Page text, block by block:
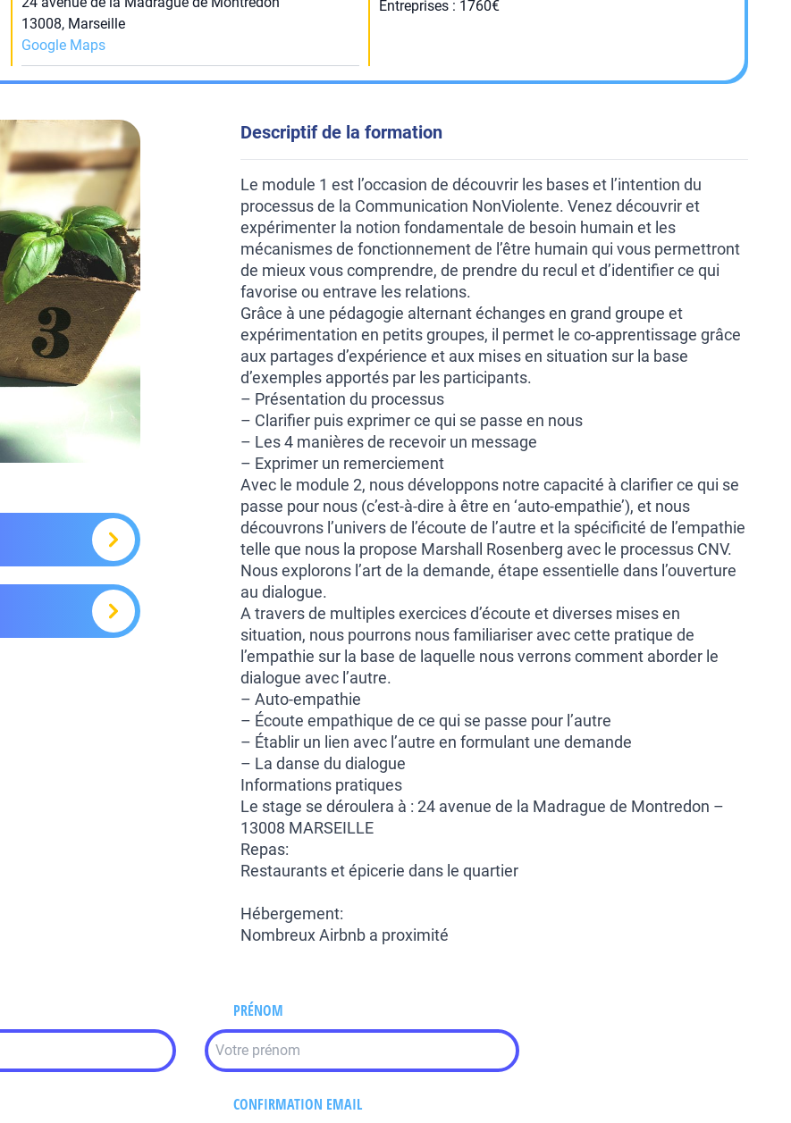
13008, Marseille
Google Maps
Entreprises : 1760€
Descriptif de la formation
Le module 1 est l’occasion de découvrir les bases et l’intention du
processus de la Communication NonViolente. Venez découvrir et
expérimenter la notion fondamentale de besoin humain et les
mécanismes de fonctionnement de l’être humain qui vous permettront
de mieux vous comprendre, de prendre du recul et d’identifier ce qui
favorise ou entrave les relations.
Grâce à une pédagogie alternant échanges en grand groupe et
expérimentation en petits groupes, il permet le co-apprentissage grâce
aux partages d’expérience et aux mises en situation sur la base
d’exemples apportés par les participants.
– Présentation du processus
– Clarifier puis exprimer ce qui se passe en nous
– Les 4 manières de recevoir un message
– Exprimer un remerciement
Avec le module 2, nous développons notre capacité à clarifier ce qui se
passe pour nous (c’est-à-dire à être en ‘auto-empathie’), et nous
découvrons l’univers de l’écoute de l’autre et la spécificité de l’empathie
telle que nous la propose Marshall Rosenberg avec le processus CNV.
Nous explorons l’art de la demande, étape essentielle dans l’ouverture
au dialogue.
A travers de multiples exercices d’écoute et diverses mises en
situation, nous pourrons nous familiariser avec cette pratique de
l’empathie sur la base de laquelle nous verrons comment aborder le
dialogue avec l’autre.
– Auto-empathie
– Écoute empathique de ce qui se passe pour l’autre
– Établir un lien avec l’autre en formulant une demande
– La danse du dialogue
Informations pratiques
Le stage se déroulera à : 24 avenue de la Madrague de Montredon –
13008 MARSEILLE
Repas:
Restaurants et épicerie dans le quartier
Hébergement:
Nombreux Airbnb a proximité
PRÉNOM
CONFIRMATION EMAIL